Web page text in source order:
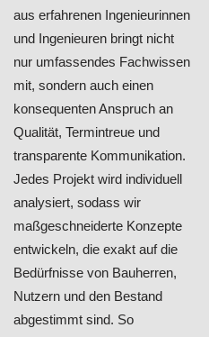
aus erfahrenen Ingenieurinnen
und Ingenieuren bringt nicht
nur umfassendes Fachwissen
mit, sondern auch einen
konsequenten Anspruch an
Qualität, Termintreue und
transparente Kommunikation.
Jedes Projekt wird individuell
analysiert, sodass wir
maßgeschneiderte Konzepte
entwickeln, die exakt auf die
Bedürfnisse von Bauherren,
Nutzern und den Bestand
abgestimmt sind. So